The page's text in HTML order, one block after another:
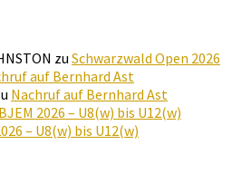
zu Schwarzwald Open 2026
auf Bernhard Ast
Nachruf auf Bernhard Ast
BJEM 2026 – U8(w) bis U12(w)
– U8(w) bis U12(w)